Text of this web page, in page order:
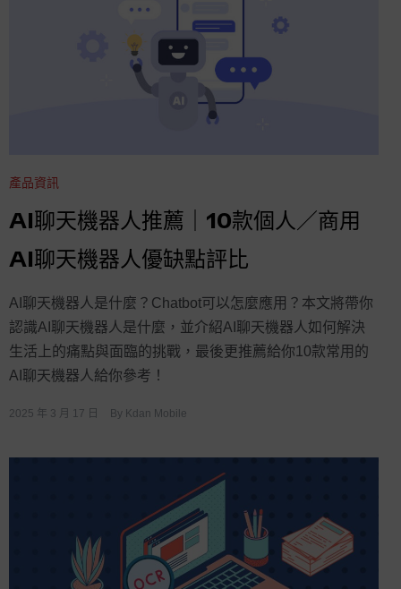
產品資訊
AI聊天機器人推薦｜10款個人／商用
AI聊天機器人優缺點評比
AI聊天機器人是什麼？Chatbot可以怎麼應用？本文將帶你
認識AI聊天機器人是什麼，並介紹AI聊天機器人如何解決
生活上的痛點與面臨的挑戰，最後更推薦給你10款常用的
AI聊天機器人給你參考！
2025 年 3 月 17 日 By Kdan Mobile